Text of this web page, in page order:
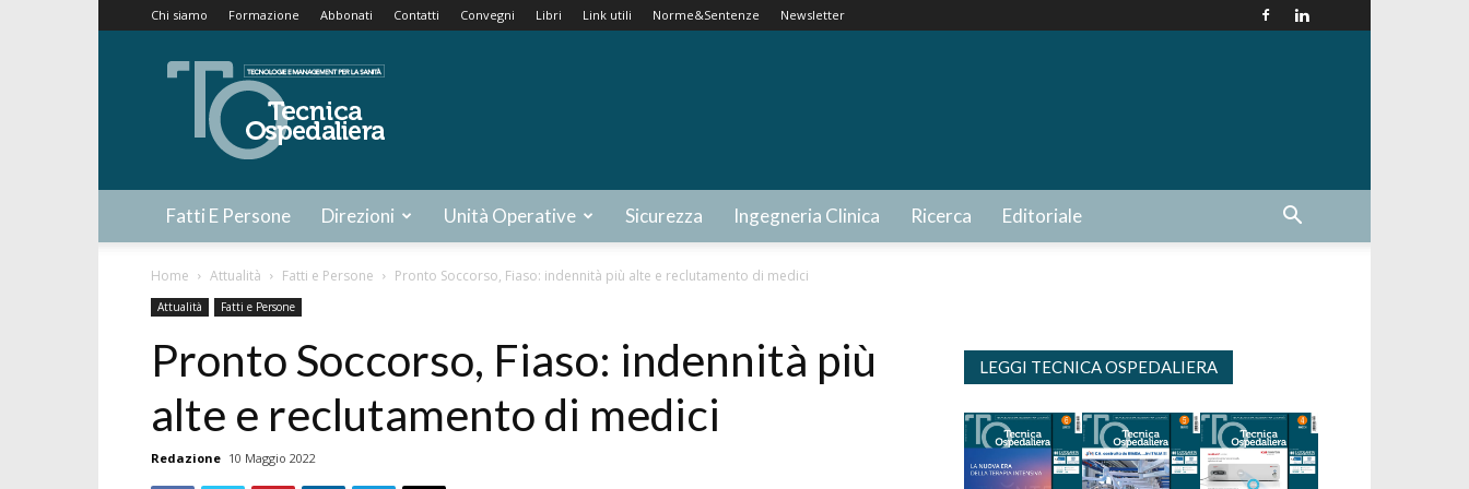
Chi siamo Formazione Abbonati Contatti Convegni Libri Link utili Norme&Sentenze Newsletter
Tecnica
Ospedaliera
Fatti E Persone Direzioni Unità Operative Sicurezza Ingegneria Clinica Ricerca Editoriale
Home Attualità Fatti e Persone Pronto Soccorso, Fiaso: indennità più alte e reclutamento di medici
Attualità Fatti e Persone
Pronto Soccorso, Fiaso: indennità più
alte e reclutamento di medici
Redazione 10 Maggio 2022
LEGGI TECNICA OSPEDALIERA